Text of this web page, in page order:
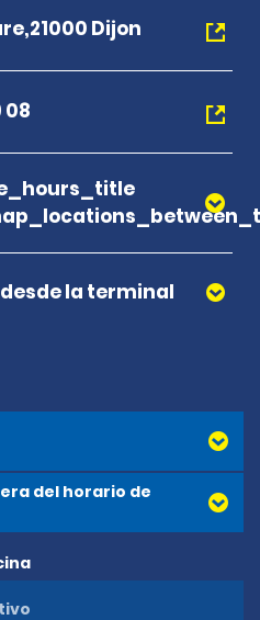
Dijon
08
la terminal
del horario de